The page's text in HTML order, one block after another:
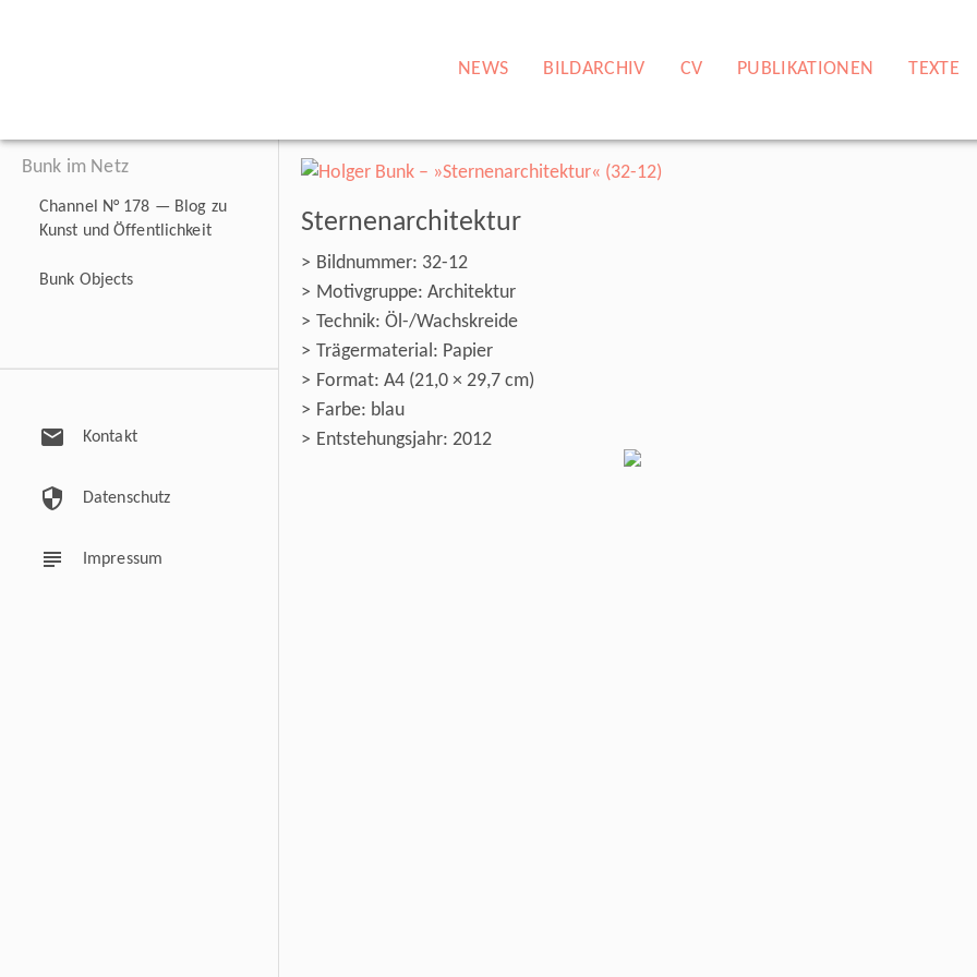
NEWS BILDARCHIV CV PUBLIKATIONEN TEXTE
Bunk im Netz
Channel N° 178 — Blog zu
Kunst und Öffentlichkeit
Bunk Objects
mail Kontakt
security Datenschutz
subject Impressum
Sternenarchitektur
Bildnummer: 32-12
Motivgruppe: Architektur
Technik: Öl-/Wachskreide
Trägermaterial: Papier
Format: A4 (21,0 × 29,7 cm)
Farbe: blau
Entstehungsjahr: 2012